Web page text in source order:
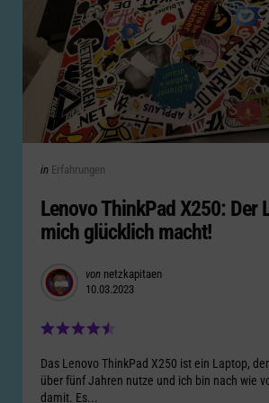
Categories
Posted
in Erfahrungen
Lenovo ThinkPad X250: Der
mich glücklich macht!
Posted
by
von netzkapitaen
10.03.2023
Das Lenovo ThinkPad X250 ist ein Laptop,
über fünf Jahren nutze und ich bin nach wie
damit. Es...